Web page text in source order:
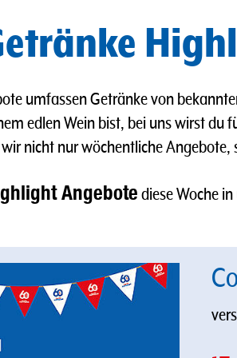
umfassen Getränke von
edlen Wein bist, bei uns wirst
nicht nur wöchentliche Angebote,
Angebotediese Woche